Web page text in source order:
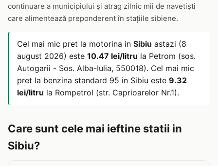
continuare a municipiului și atrag zilnic mii de navetiști
care alimentează preponderent în stațiile sibiene.
Cel mai mic pret la motorina in Sibiu astazi (8
august 2026) este 10.47 lei/litru la Petrom (sos.
Autogarii - Sos. Alba-Iulia, 550018). Cel mai mic
pret la benzina standard 95 in Sibiu este 9.32
lei/litru la Rompetrol (str. Caprioarelor Nr.1).
Care sunt cele mai ieftine statii in
Sibiu?